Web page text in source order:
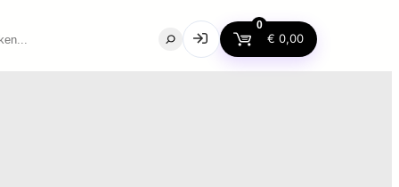
0
€ 0,00